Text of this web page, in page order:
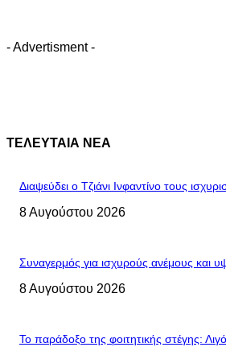
- Advertisment -
ΤΕΛΕΥΤΑΙΑ ΝΕΑ
Διαψεύδει ο Τζιάνι Ινφαντίνο τους
8 Αυγούστου 2026
Συναγερμός για ισχυρούς ανέμους και
8 Αυγούστου 2026
Το παράδοξο της φοιτητικής στέγης: